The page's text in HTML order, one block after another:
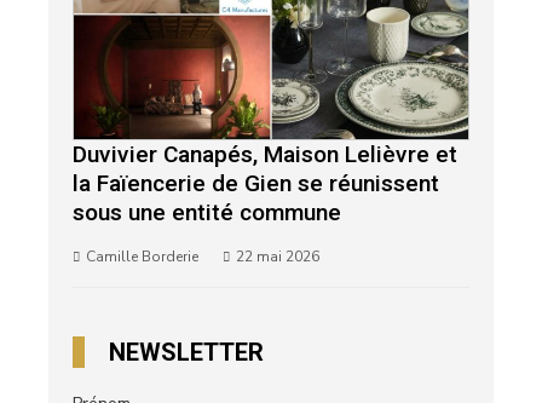
Duvivier Canapés, Maison Lelièvre et
la Faïencerie de Gien se réunissent
sous une entité commune
Camille Borderie 22 mai 2026
NEWSLETTER